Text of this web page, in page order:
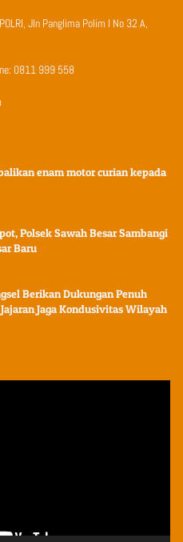
Jln Panglima Polim I No 32 A,
0811 999 558
enam motor curian kepada
Polsek Sawah Besar Sambangi
Baru
Berikan Dukungan Penuh
Jaga Kondusivitas Wilayah